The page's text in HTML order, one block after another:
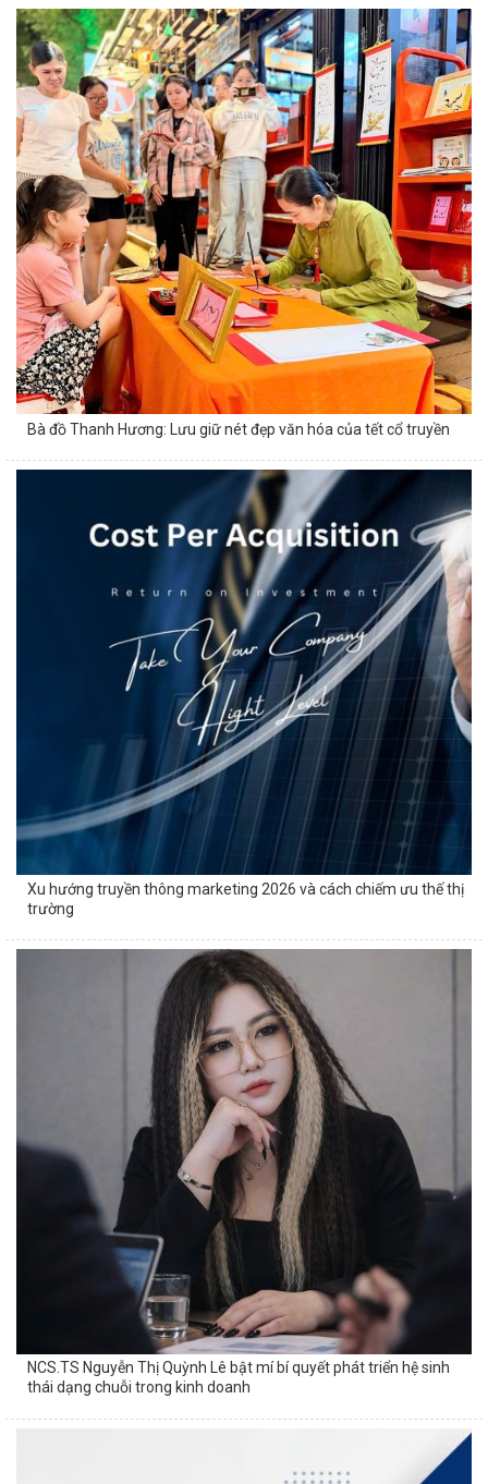
Bà đồ Thanh Hương: Lưu giữ nét đẹp văn hóa của tết cổ truyền
Xu hướng truyền thông marketing 2026 và cách chiếm ưu thế thị
trường
NCS.TS Nguyễn Thị Quỳnh Lê bật mí bí quyết phát triển hệ sinh
thái dạng chuỗi trong kinh doanh